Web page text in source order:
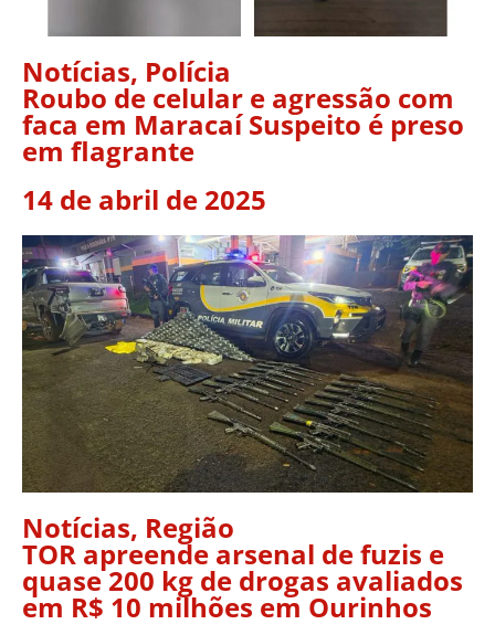
Notícias, Polícia
Roubo de celular e agressão com
faca em Maracaí Suspeito é preso
em flagrante
14 de abril de 2025
Notícias, Região
TOR apreende arsenal de fuzis e
quase 200 kg de drogas avaliados
em R$ 10 milhões em Ourinhos